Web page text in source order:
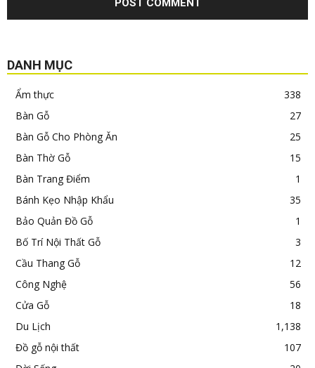
DANH MỤC
Ẩm thực
338
Bàn Gỗ
27
Bàn Gỗ Cho Phòng Ăn
25
Bàn Thờ Gỗ
15
Bàn Trang Điểm
1
Bánh Kẹo Nhập Khẩu
35
Bảo Quản Đồ Gỗ
1
Bố Trí Nội Thất Gỗ
3
Cầu Thang Gỗ
12
Công Nghệ
56
Cửa Gỗ
18
Du Lịch
1,138
Đồ gỗ nội thất
107